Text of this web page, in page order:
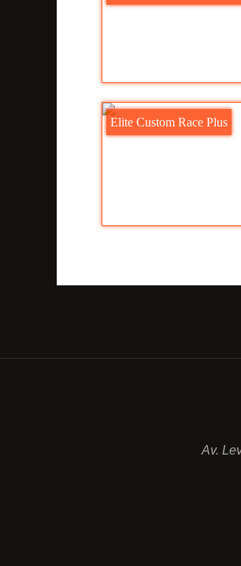
Elite Custom Race Plus
Av.